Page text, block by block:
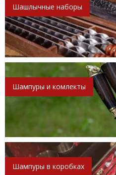
Шашлычные наборы
Шампуры и комлекты
Шампуры в коробках